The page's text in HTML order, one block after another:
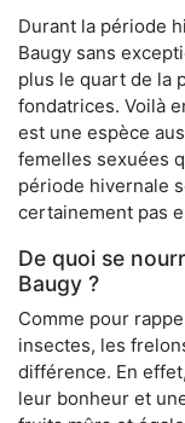
Durant la période
Baugy sans
plus le quart de la
fondatrices. Voilà
est une espèce
femelles sexuées
période hivernale
certainement pas
De quoi se
Baugy ?
Comme pour
insectes, les
différence. En
leur bonheur et